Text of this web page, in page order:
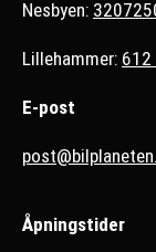
Nesbyen:
Lillehammer: 612
E-post
Åpningstider